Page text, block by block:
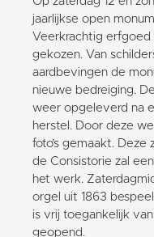
jaarlijkse open
Veerkrachtig erfgoed
gekozen. Van
aardbevingen de
nieuwe bedreiging.
weer opgeleverd na
herstel. Door deze
foto’s gemaakt.
de Consistorie zal
het werk.
orgel uit 1863
is vrij toegankelijk
geopend.